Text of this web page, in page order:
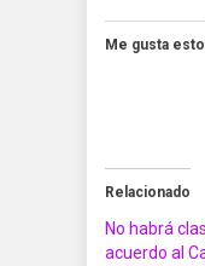
Me gusta
Relacionado
No habrá
acuerdo al